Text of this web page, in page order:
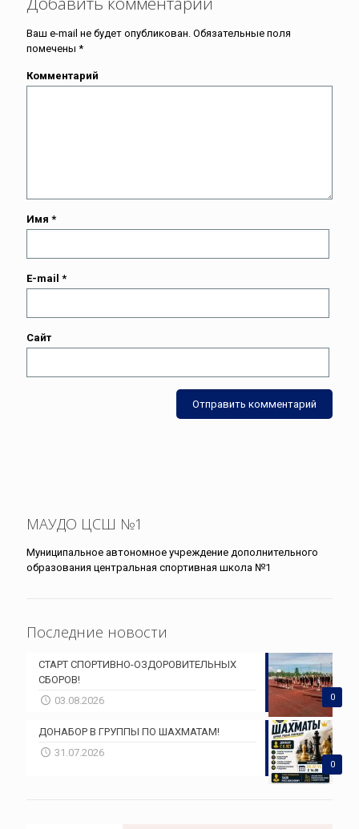
Ваш e-mail не будет опубликован. Обязательные поля
помечены *
Комментарий
Имя *
E-mail *
Сайт
МАУДО ЦСШ №1
Муниципальное автономное учреждение дополнительного
образования центральная спортивная школа №1
Последние новости
0
СТАРТ СПОРТИВНО-ОЗДОРОВИТЕЛЬНЫХ
СБОРОВ!
03.08.2026
0
ДОНАБОР В ГРУППЫ ПО ШАХМАТАМ!
31.07.2026